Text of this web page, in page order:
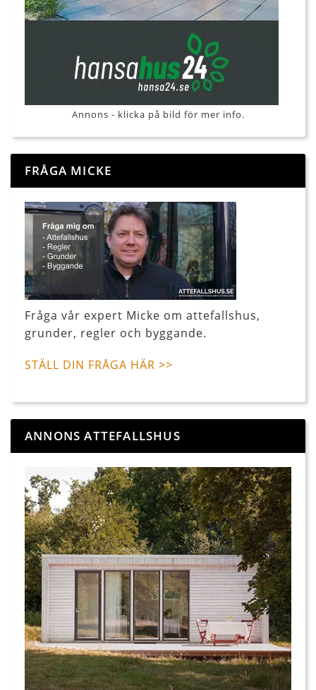
Annons - klicka på bild för mer info.
FRÅGA MICKE
Fråga vår expert Micke om attefallshus,
grunder, regler och byggande.
STÄLL DIN FRÅGA HÄR >>
ANNONS ATTEFALLSHUS